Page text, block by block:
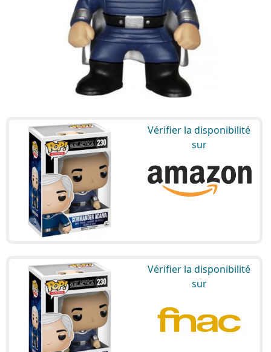
Vérifier la disponibilité
sur
Vérifier la disponibilité
sur